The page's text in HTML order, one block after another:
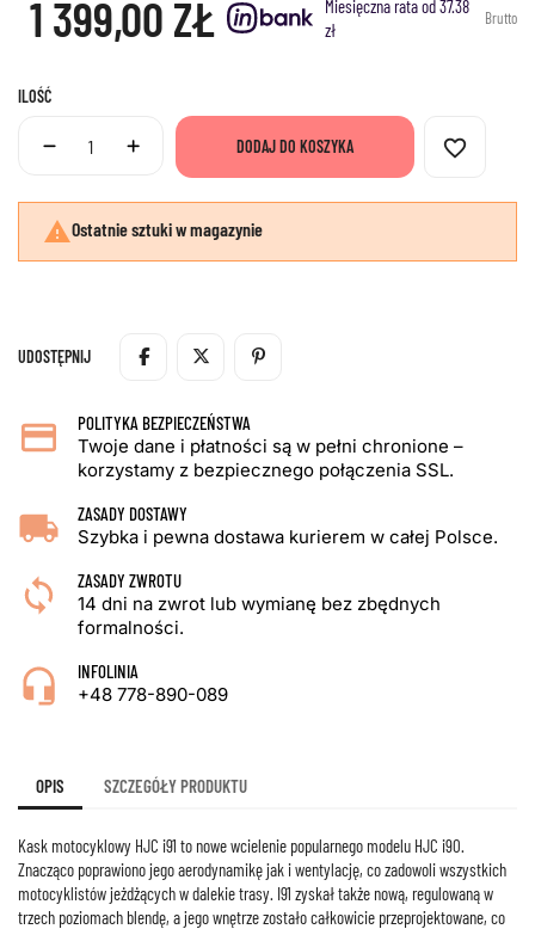
1 399,00 ZŁ
Miesięczna rata od 37.38
zł
Brutto
ILOŚĆ
DODAJ DO KOSZYKA favorite_border
Ostatnie sztuki w magazynie
UDOSTĘPNIJ
POLITYKA BEZPIECZEŃSTWA
Twoje dane i płatności są w pełni chronione –
korzystamy z bezpiecznego połączenia SSL.
ZASADY DOSTAWY
Szybka i pewna dostawa kurierem w całej Polsce.
ZASADY ZWROTU
14 dni na zwrot lub wymianę bez zbędnych
formalności.
INFOLINIA
+48 778-890-089
OPIS SZCZEGÓŁY PRODUKTU
Kask motocyklowy HJC i91 to nowe wcielenie popularnego modelu HJC i90.
Znacząco poprawiono jego aerodynamikę jak i wentylację, co zadowoli wszystkich
motocyklistów jeżdżących w dalekie trasy. I91 zyskał także nową, regulowaną w
trzech poziomach blendę, a jego wnętrze zostało całkowicie przeprojektowane, co